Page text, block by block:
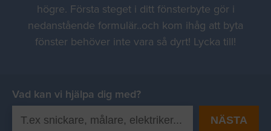
högre. Första steget i ditt fönsterbyte gör i
nedanstående formulär..och kom ihåg att byta
fönster behöver inte vara så dyrt! Lycka till!
Vad kan vi hjälpa dig med?
NÄSTA